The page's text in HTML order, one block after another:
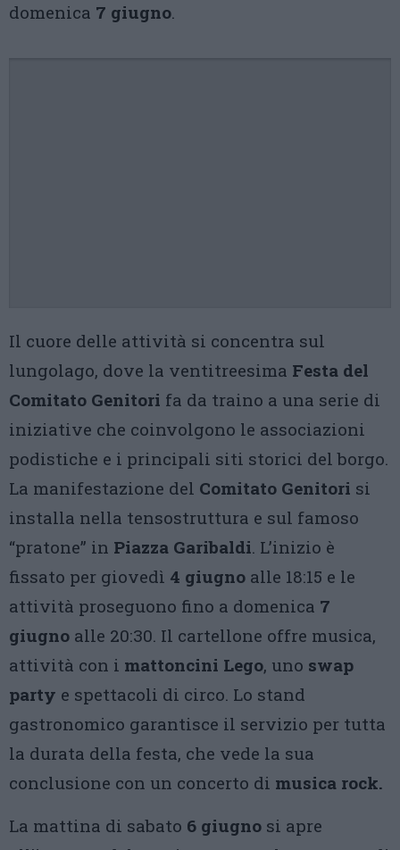
domenica 7 giugno.
Il cuore delle attività si concentra sul
lungolago, dove la ventitreesima Festa del
Comitato Genitori fa da traino a una serie di
iniziative che coinvolgono le associazioni
podistiche e i principali siti storici del borgo.
La manifestazione del Comitato Genitori si
installa nella tensostruttura e sul famoso
“pratone” in Piazza Garibaldi. L’inizio è
fissato per giovedì 4 giugno alle 18:15 e le
attività proseguono fino a domenica 7
giugno alle 20:30. Il cartellone offre musica,
attività con i mattoncini Lego, uno swap
party e spettacoli di circo. Lo stand
gastronomico garantisce il servizio per tutta
la durata della festa, che vede la sua
conclusione con un concerto di musica rock.
La mattina di sabato 6 giugno si apre